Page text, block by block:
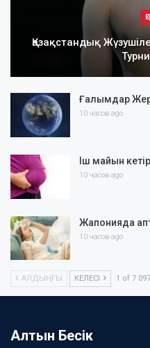
Қазақстандық
Ғалымдар
10 часов ago
Іш майын
10 часов ago
Жапонияда
10 часов ago
АЛДЫҢҒЫ КЕЛЕСІ 1 of 7 097
Алтын Бесік